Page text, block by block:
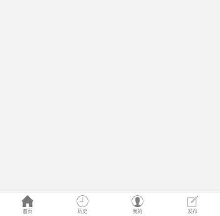
首页 历史 我的 发布